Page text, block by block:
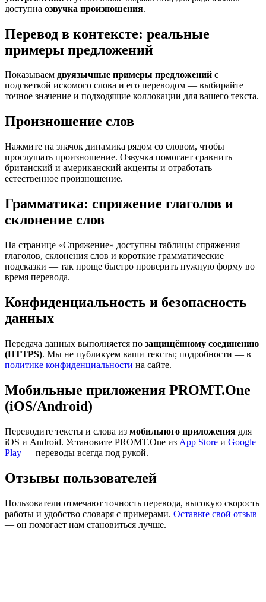
доступна озвучка произношения.
Перевод в контексте: реальные
примеры предложений
Показываем двуязычные примеры предложений с
подсветкой искомого слова и его переводом — выбирайте
точное значение и подходящие коллокации для вашего текста.
Произношение слов
Нажмите на значок динамика рядом со словом, чтобы
прослушать произношение. Озвучка помогает сравнить
британский и американский акценты и отработать
естественное произношение.
Грамматика: спряжение глаголов и
склонение слов
На странице «Спряжение» доступны таблицы спряжения
глаголов, склонения слов и короткие грамматические
подсказки — так проще быстро проверить нужную форму во
время перевода.
Конфиденциальность и безопасность
данных
Передача данных выполняется по защищённому соединению
(HTTPS). Мы не публикуем ваши тексты; подробности — в
политике конфиденциальности на сайте.
Мобильные приложения PROMT.One
(iOS/Android)
Переводите тексты и слова из мобильного приложения для
iOS и Android. Установите PROMT.One из App Store и Google
Play — переводы всегда под рукой.
Отзывы пользователей
Пользователи отмечают точность перевода, высокую скорость
работы и удобство словаря с примерами. Оставьте свой отзыв
— он помогает нам становиться лучше.